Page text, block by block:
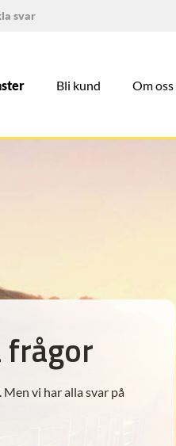
svar
Bli kund Om oss
frågor
vi har alla svar på